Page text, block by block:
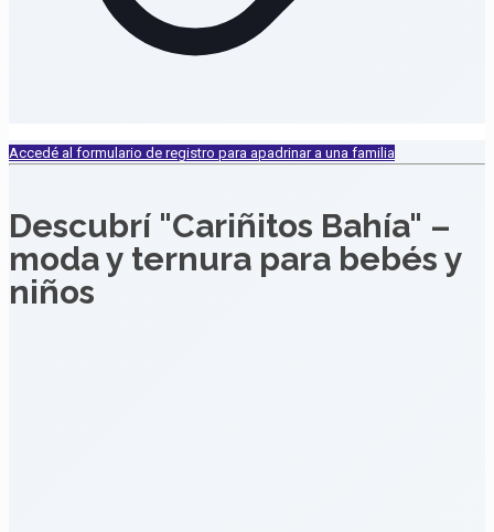
Accedé al formulario de registro para apadrinar a una familia
Descubrí "Cariñitos Bahía" –
moda y ternura para bebés y
niños